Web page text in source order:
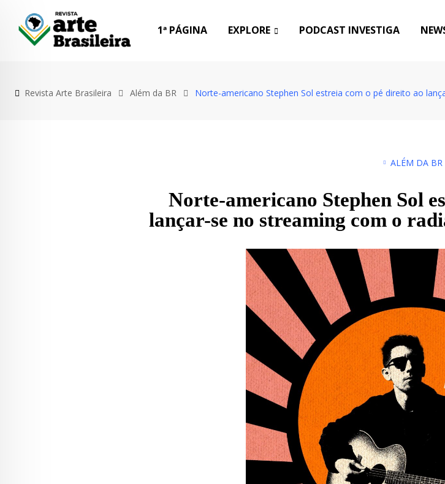
1ª PÁGINA EXPLORE PODCAST INVESTIGA
Revista Arte Brasileira Além da BR Norte-americano Stephen Sol estreia com o pé direito ao
ALÉM DA BR
Norte-americano Stephen Sol
lançar-se no streaming com o